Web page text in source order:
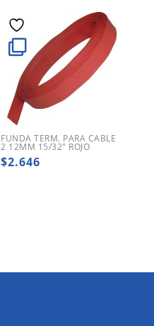
FUNDA TERM. PARA CABLE
2 12MM 15/32″ ROJO
$2.646